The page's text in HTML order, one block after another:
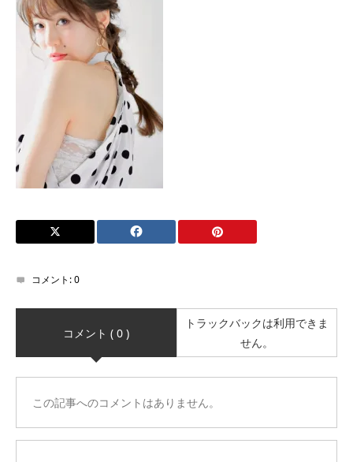
コメント:0
コメント ( 0 )
トラックバックは利用できま
せん。
この記事へのコメントはありません。